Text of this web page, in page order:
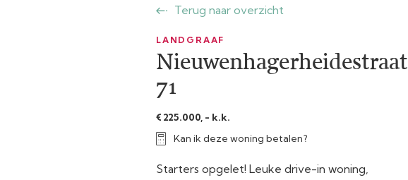
Terug naar overzicht
LANDGRAAF
Nieuwenhagerheidestraat
71
€ 225.000, - k.k.
Kan ik deze woning betalen?
Starters opgelet! Leuke drive-in woning,